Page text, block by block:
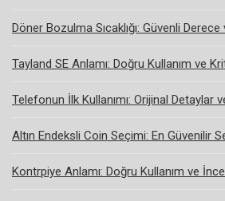
Döner Bozulma Sıcaklığı: Güvenli
Tayland SE Anlamı: Doğru Kullanım ve
Telefonun İlk Kullanımı: Orijinal Detaylar
Altın Endeksli Coin Seçimi: En Güvenilir
Kontrpiye Anlamı: Doğru Kullanım ve